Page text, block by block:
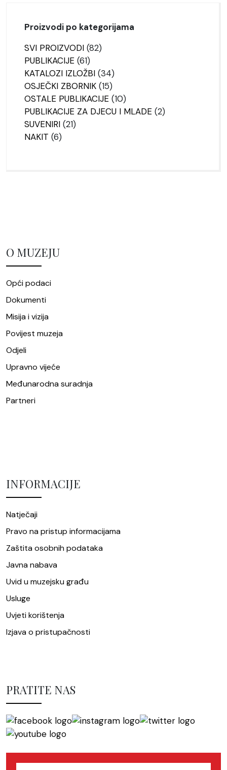
Proizvodi po kategorijama
SVI PROIZVODI 8282
PUBLIKACIJE 6161
proizvod
KATALOZI IZLOŽBI 3434
proizvoda
OSJEČKI ZBORNIK 1515
proizvoda
OSTALE PUBLIKACIJE 1010
proizvoda
PUBLIKACIJE ZA DJECU I MLADE 22
SUVENIRI 2121
NAKIT 66
O MUZEJU
Opći podaci
Dokumenti
Misija i vizija
Povijest muzeja
Odjeli
Upravno vijeće
Međunarodna suradnja
Partneri
INFORMACIJE
Natječaji
Pravo na pristup informacijama
Zaštita osobnih podataka
Javna nabava
Uvid u muzejsku građu
Usluge
Uvjeti korištenja
Izjava o pristupačnosti
PRATITE NAS